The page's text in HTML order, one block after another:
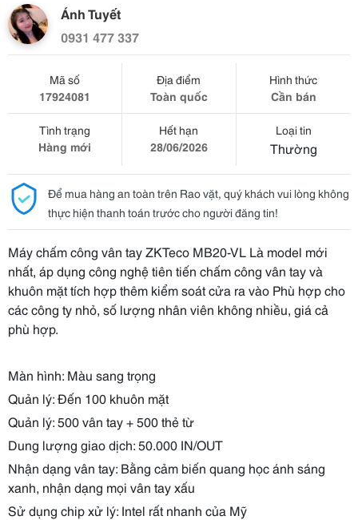
Ánh Tuyết
0931 477 337
Mã số
17924081
Địa điểm
Toàn quốc
Hình thức
Cần bán
Tình trạng
Hàng mới
Hết hạn
28/06/2026
Loại tin
Thường
Để mua hàng an toàn trên Rao vặt, quý khách vui lòng không
thực hiện thanh toán trước cho người đăng tin!
Máy chấm công vân tay ZKTeco MB20-VL Là model mới
nhất, áp dụng công nghệ tiên tiến chấm công vân tay và
khuôn mặt tích hợp thêm kiểm soát cửa ra vào Phù hợp cho
các công ty nhỏ, số lượng nhân viên không nhiều, giá cả
phù hợp.
Màn hình: Màu sang trọng
Quản lý: Đến 100 khuôn mặt
Quản lý: 500 vân tay + 500 thẻ từ
Dung lượng giao dịch: 50.000 IN/OUT
Nhận dạng vân tay: Bằng cảm biến quang học ánh sáng
xanh, nhận dạng mọi vân tay xấu
Sử dụng chip xử lý: Intel rất nhanh của Mỹ